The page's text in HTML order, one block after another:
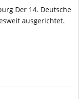
Der 14. Deutsche
ausgerichtet.